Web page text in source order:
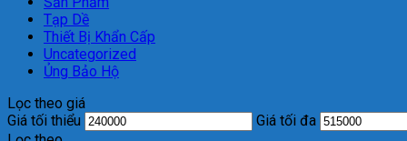
Tạp Dề
Thiết Bị Khẩn Cấp
Uncategorized
Ủng Bảo Hộ
Lọc theo giá
Giá tối thiểu
Giá tối đa